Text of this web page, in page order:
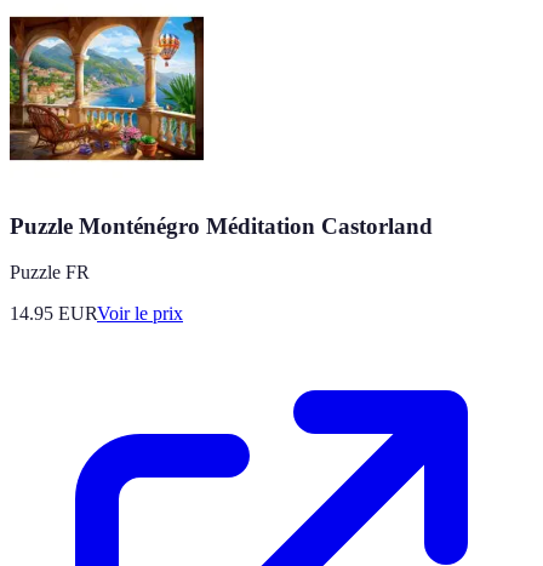
Puzzle Monténégro Méditation Castorland
Puzzle FR
14.95 EURVoir le prix